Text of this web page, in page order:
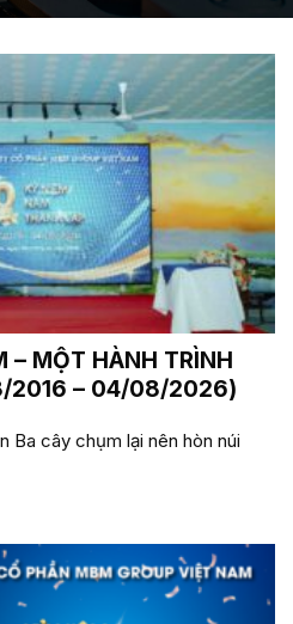
– MỘT HÀNH TRÌNH
2016 – 04/08/2026)
Ba cây chụm lại nên hòn núi